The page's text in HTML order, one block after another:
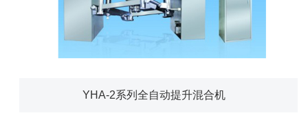
YHA-2系列全自动提升混合机